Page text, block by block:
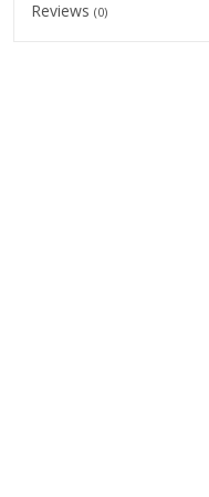
Reviews(0)